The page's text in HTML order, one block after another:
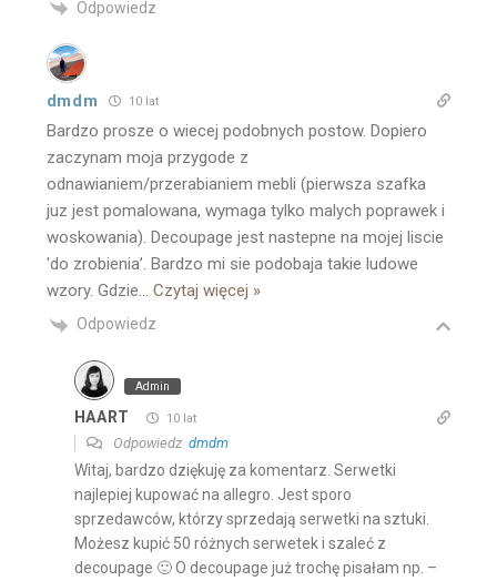
Odpowiedz
dmdm 10 lat
Bardzo prosze o wiecej podobnych postow. Dopiero
zaczynam moja przygode z
odnawianiem/przerabianiem mebli (pierwsza szafka
juz jest pomalowana, wymaga tylko malych poprawek i
woskowania). Decoupage jest nastepne na mojej liscie
'do zrobienia’. Bardzo mi sie podobaja takie ludowe
wzory. Gdzie… Czytaj więcej »
Odpowiedz
Admin
HAART 10 lat
Odpowiedz dmdm
Witaj, bardzo dziękuję za komentarz. Serwetki
najlepiej kupować na allegro. Jest sporo
sprzedawców, którzy sprzedają serwetki na sztuki.
Możesz kupić 50 różnych serwetek i szaleć z
decoupage 🙂 O decoupage już trochę pisałam np. –